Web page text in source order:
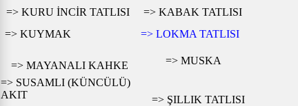
=> KURU İNCİR TATLISI
=> KABAK TATLISI
=> KUYMAK
=> LOKMA TATLISI
=> MAYANALI KAHKE
=> MUSKA
=> SUSAMLI (KÜNCÜLÜ)
AKIT
=> ŞILLIK TATLISI